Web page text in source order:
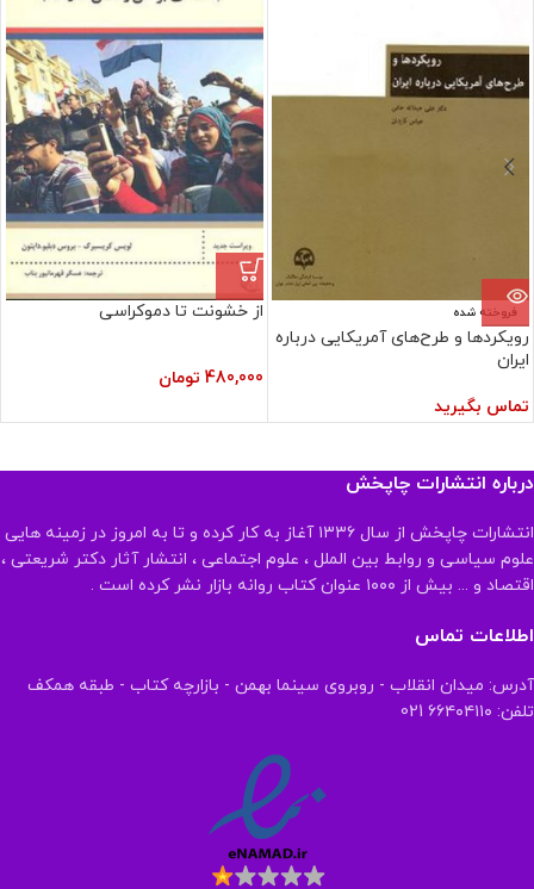
فروخته شده
رویکردها و طرح‌های آمریکایی درباره
ایران
تماس بگیرید
از خشونت تا دموکراسی
480,000 تومان
درباره انتشارات چاپخش
انتشارات چاپخش از سال ۱۳۳۶ آغاز به کار کرده و تا به امروز در زمینه هایی
علوم سیاسی و روابط بین الملل ، علوم اجتماعی ، انتشار آثار دکتر شریعتی ،
اقتصاد و ... بیش از ۱۰۰۰ عنوان کتاب روانه بازار نشر کرده است .
اطلاعات تماس
آدرس: میدان انقلاب - روبروی سینما بهمن - بازارچه کتاب - طبقه همکف
تلفن: ۶۶۴۰۴۱۱۰ 021